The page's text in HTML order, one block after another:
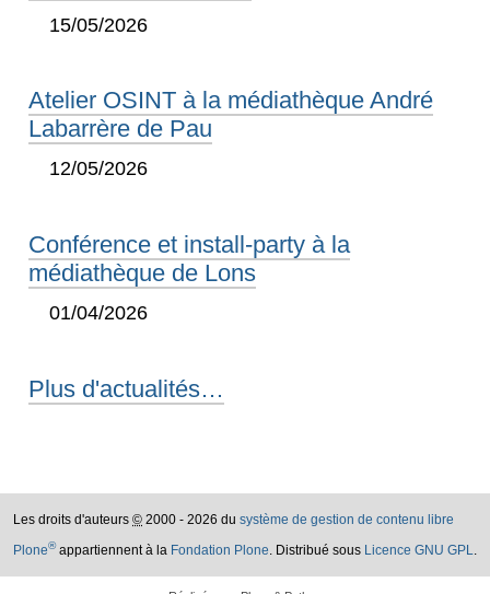
15/05/2026
Atelier OSINT à la médiathèque André
Labarrère de Pau
12/05/2026
Conférence et install-party à la
médiathèque de Lons
01/04/2026
Plus d'actualités…
Les droits d'auteurs © 2000 - 2026 du système de gestion de contenu libre
Plone®appartiennent à la Fondation Plone. Distribué sous Licence GNU GPL.